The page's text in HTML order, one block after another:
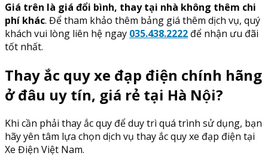
Giá trên là giá đổi bình, thay tại nhà không thêm chi
phí khác. Để tham khảo thêm bảng giá thêm dịch vụ, quý
khách vui lòng liên hệ ngay 035.438.2222 để nhận ưu đãi
tốt nhất.
Thay ắc quy xe đạp điện chính hãng
ở đâu uy tín, giá rẻ tại Hà Nội?
Khi cần phải thay ắc quy để duy trì quá trình sử dụng, bạn
hãy yên tâm lựa chọn dịch vụ thay ắc quy xe đạp điện tại
Xe Điện Việt Nam.